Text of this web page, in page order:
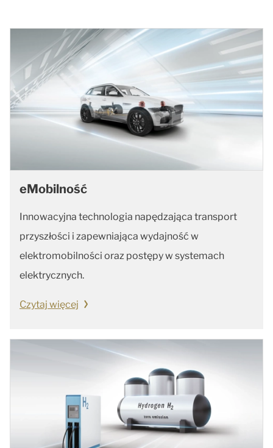
eMobilność
Innowacyjna technologia napędzająca transport
przyszłości i zapewniająca wydajność w
elektromobilności oraz postępy w systemach
elektrycznych.
Czytaj więcej